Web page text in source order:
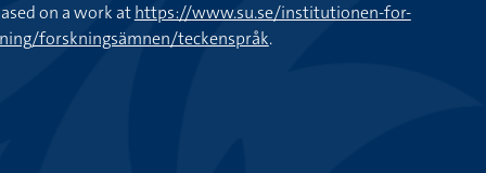
on a work athttps://www.su.se/institutionen-for-
forskningsämnen/teckenspråk.